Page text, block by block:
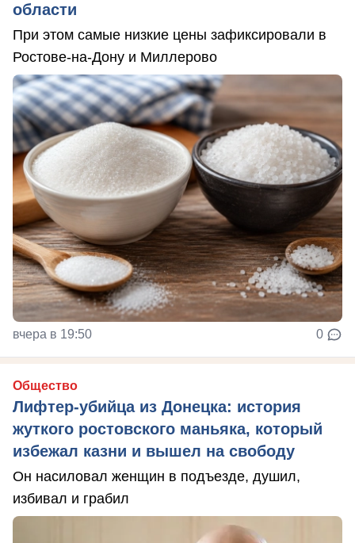
области
При этом самые низкие цены зафиксировали в
Ростове-на-Дону и Миллерово
вчера в 19:50 0
Общество
Лифтер-убийца из Донецка: история
жуткого ростовского маньяка, который
избежал казни и вышел на свободу
Он насиловал женщин в подъезде, душил,
избивал и грабил